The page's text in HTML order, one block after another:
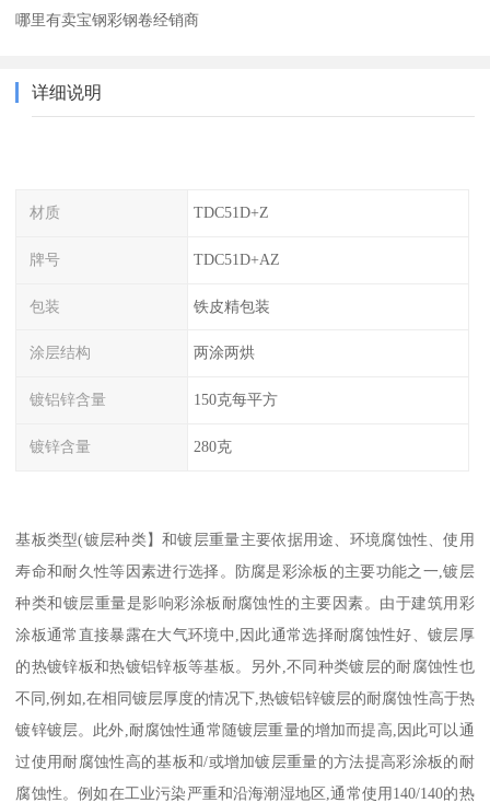
哪里有卖宝钢彩钢卷经销商
详细说明
材质 TDC51D+Z
牌号 TDC51D+AZ
包装 铁皮精包装
涂层结构 两涂两烘
镀铝锌含量 150克每平方
镀锌含量 280克
基板类型(镀层种类】和镀层重量主要依据用途、环境腐蚀性、使用
寿命和耐久性等因素进行选择。防腐是彩涂板的主要功能之一,镀层
种类和镀层重量是影响彩涂板耐腐蚀性的主要因素。由于建筑用彩
涂板通常直接暴露在大气环境中,因此通常选择耐腐蚀性好、镀层厚
的热镀锌板和热镀铝锌板等基板。另外,不同种类镀层的耐腐蚀性也
不同,例如,在相同镀层厚度的情况下,热镀铝锌镀层的耐腐蚀性高于热
镀锌镀层。此外,耐腐蚀性通常随镀层重量的增加而提高,因此可以通
过使用耐腐蚀性高的基板和/或增加镀层重量的方法提高彩涂板的耐
腐蚀性。例如在工业污染严重和沿海潮湿地区,通常使用140/140的热